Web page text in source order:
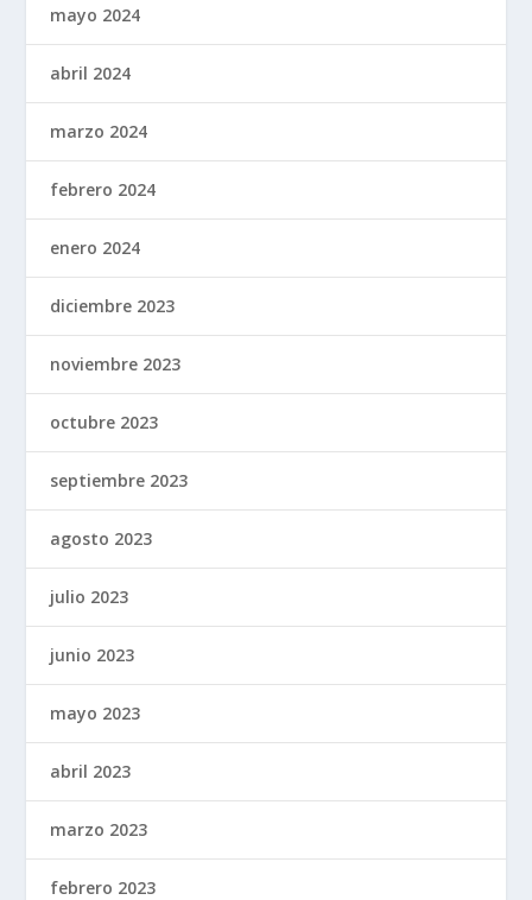
mayo 2024
abril 2024
marzo 2024
febrero 2024
enero 2024
diciembre 2023
noviembre 2023
octubre 2023
septiembre 2023
agosto 2023
julio 2023
junio 2023
mayo 2023
abril 2023
marzo 2023
febrero 2023